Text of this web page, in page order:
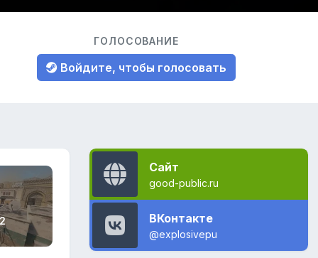
ГОЛОСОВАНИЕ
Войдите, чтобы голосовать
Сайт
good-public.ru
ВКонтакте
@explosivepu